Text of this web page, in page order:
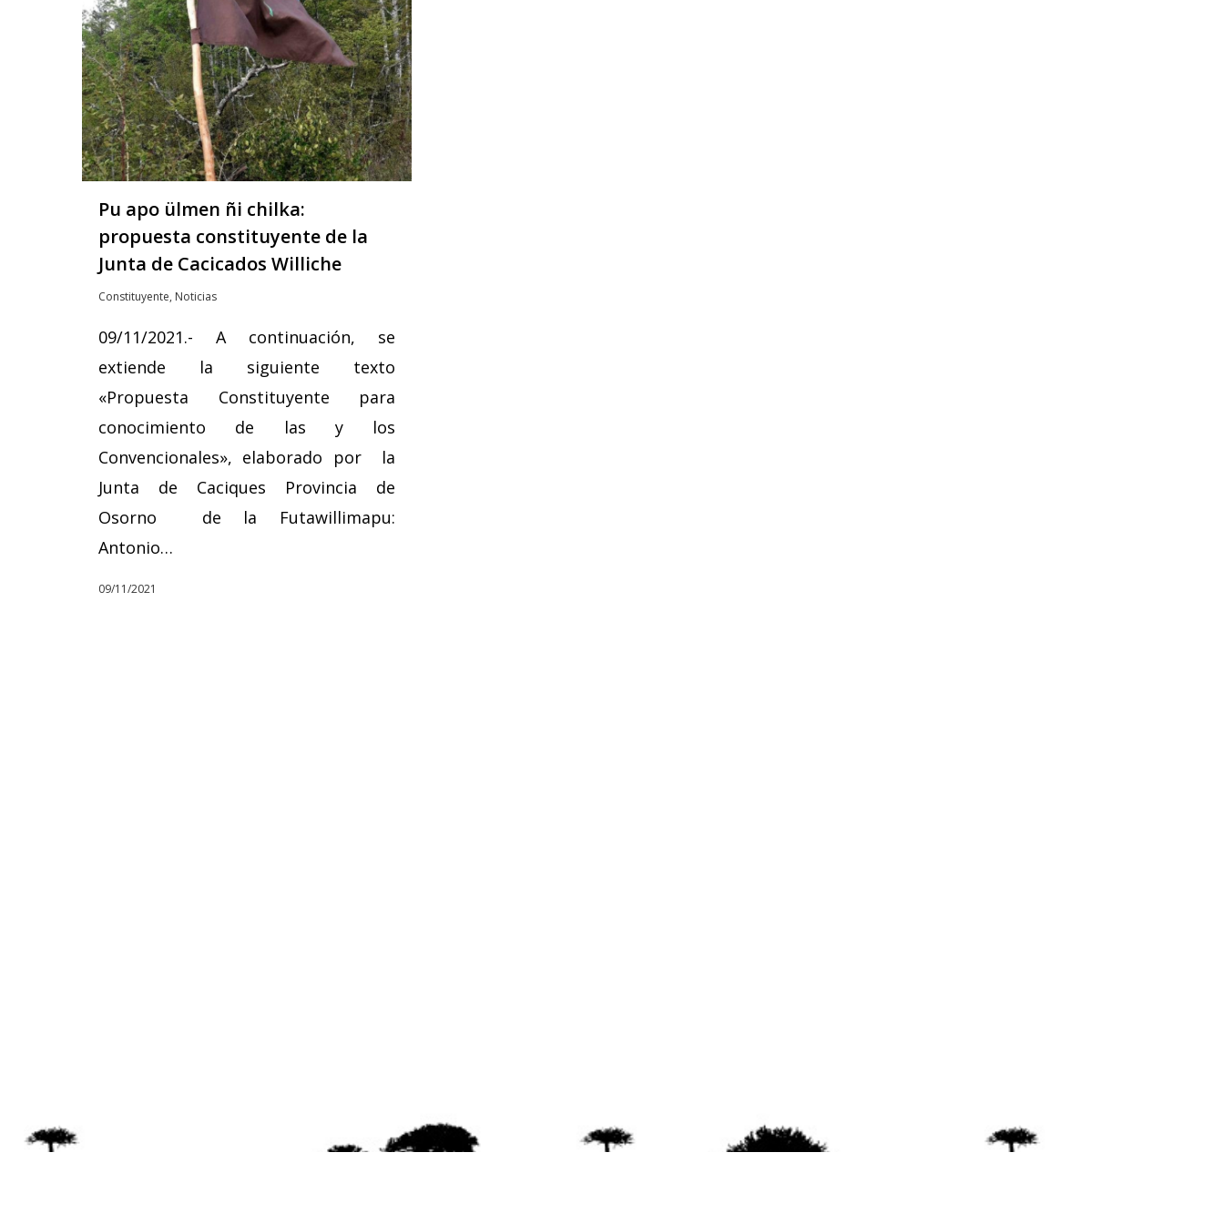
Pu apo ülmen ñi chilka:
propuesta constituyente de la
Junta de Cacicados Williche
Constituyente, Noticias
09/11/2021.- A continuación, se
extiende la siguiente texto
«Propuesta Constituyente para
conocimiento de las y los
Convencionales», elaborado por la
Junta de Caciques Provincia de
Osorno de la Futawillimapu:
Antonio…
09/11/2021